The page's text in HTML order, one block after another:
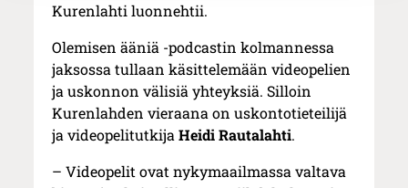
Kurenlahti luonnehtii.
Olemisen ääniä -podcastin kolmannessa
jaksossa tullaan käsittelemään videopelien
ja uskonnon välisiä yhteyksiä. Silloin
Kurenlahden vieraana on uskontotieteilijä
ja videopelitutkijaHeidi Rautalahti.
– Videopelit ovat nykymaailmassa valtava